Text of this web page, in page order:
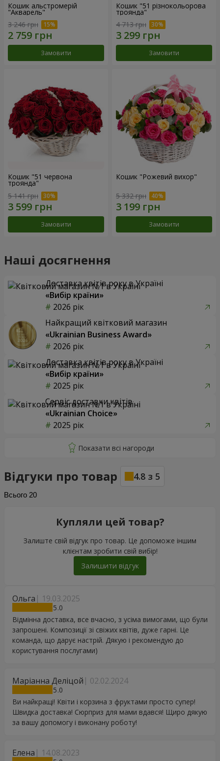
Кошик альстромерій
"Акварель"
3 246 грн
Замовити
Кошик "51 різнокольорова
троянда"
4 713 грн
Замовити
Кошик "51 червона
троянда"
5 141 грн
Замовити
Кошик "Рожевий вихор"
5 332 грн
Замовити
Наші досягнення
Доставка квітів року в Україні
«Вибір країни»
2026 рік
Найкращий квітковий магазин
«Ukrainian Business Award»
2026 рік
Доставка квітів року в Україні
«Вибір країни»
2025 рік
Сервіс доставки квітів
«Ukrainian Choice»
2025 рік
Відгуки про товар 4.8 з 5
Всього 20
Ольга 19.03.2025
5
Відмінна доставка, все вчасно, з усіма вимогами, що були
запрошені. Композиції зі свіжих квітів, дуже гарні. Це
команда, що дарує настрій. Дякую і рекомендую до
користування послугами)
Маріанна Деліцой 02.02.2024
5
Ви найкращі! Квіти і корзина з фруктами просто супер!
Швидка доставка! Сюрприз для мами вдався! Щиро дякую
за вашу допомогу і виконану роботу!
Елена 14.08.2023
Купляли цей товар?
Залиште свій відгук про товар. Це допоможе іншим
клієнтам зробити свій вибір!
Залишити відгук